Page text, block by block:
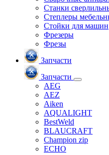
Станки
Степлеры
Стойки для машин
Фрезеры
Фрезы
Запчасти
Запчасти
AEG
AEZ
Aiken
AQUALIGHT
BestWeld
BLAUCRAFT
Champion zip
ECHO